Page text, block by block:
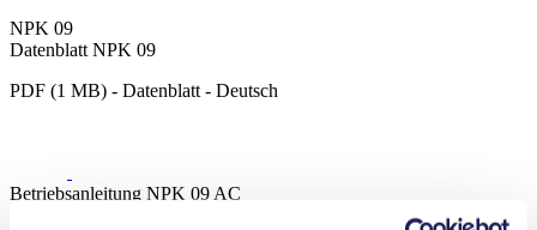
NPK 09
Datenblatt NPK 09
PDF (1 MB) - Datenblatt - Deutsch
Betriebsanleitung NPK 09 AC